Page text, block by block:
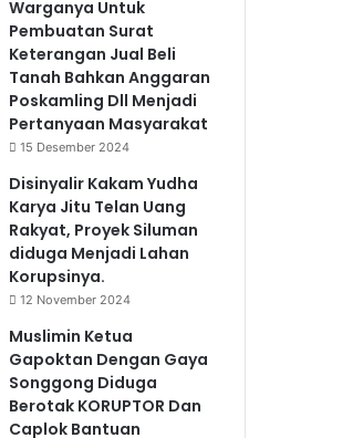
Warganya Untuk
Pembuatan Surat
Keterangan Jual Beli
Tanah Bahkan Anggaran
Poskamling Dll Menjadi
Pertanyaan Masyarakat
15 Desember 2024
Disinyalir Kakam Yudha
Karya Jitu Telan Uang
Rakyat, Proyek Siluman
diduga Menjadi Lahan
Korupsinya.
12 November 2024
Muslimin Ketua
Gapoktan Dengan Gaya
Songgong Diduga
Berotak KORUPTOR Dan
Caplok Bantuan